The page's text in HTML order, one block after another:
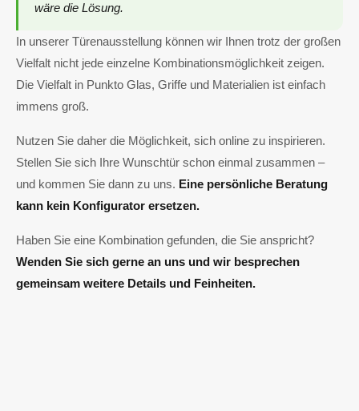
wäre die Lösung.
In unserer Türenausstellung können wir Ihnen trotz der großen
Vielfalt nicht jede einzelne Kombinationsmöglichkeit zeigen.
Die Vielfalt in Punkto Glas, Griffe und Materialien ist einfach
immens groß.
Nutzen Sie daher die Möglichkeit, sich online zu inspirieren.
Stellen Sie sich Ihre Wunschtür schon einmal zusammen –
und kommen Sie dann zu uns. Eine persönliche Beratung
kann kein Konfigurator ersetzen.
Haben Sie eine Kombination gefunden, die Sie anspricht?
Wenden Sie sich gerne an uns und wir besprechen
gemeinsam weitere Details und Feinheiten.